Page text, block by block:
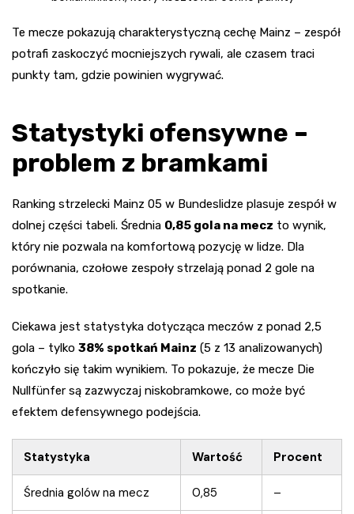
Te mecze pokazują charakterystyczną cechę Mainz – zespół
potrafi zaskoczyć mocniejszych rywali, ale czasem traci
punkty tam, gdzie powinien wygrywać.
Statystyki ofensywne –
problem z bramkami
Ranking strzelecki Mainz 05 w Bundeslidze plasuje zespół w
dolnej części tabeli. Średnia 0,85 gola na mecz to wynik,
który nie pozwala na komfortową pozycję w lidze. Dla
porównania, czołowe zespoły strzelają ponad 2 gole na
spotkanie.
Ciekawa jest statystyka dotycząca meczów z ponad 2,5
gola – tylko 38% spotkań Mainz (5 z 13 analizowanych)
kończyło się takim wynikiem. To pokazuje, że mecze Die
Nullfünfer są zazwyczaj niskobramkowe, co może być
efektem defensywnego podejścia.
Statystyka Wartość Procent
Średnia golów na mecz 0,85 –